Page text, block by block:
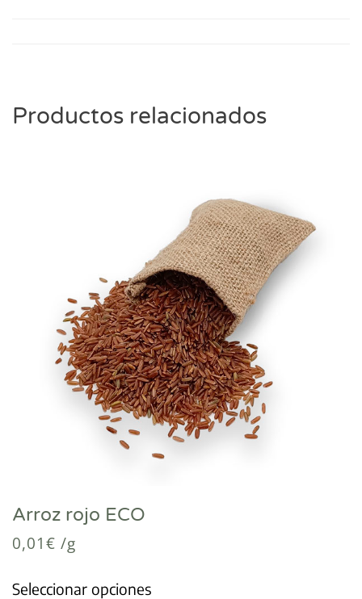
Productos relacionados
Arroz rojo ECO
0,01€ /g
Seleccionar opciones